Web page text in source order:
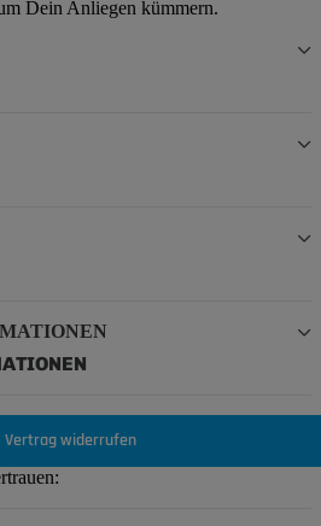
Dein Anliegen kümmern.
Vertrag widerrufen